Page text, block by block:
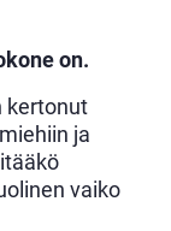
on.
kertonut
ja
vaiko